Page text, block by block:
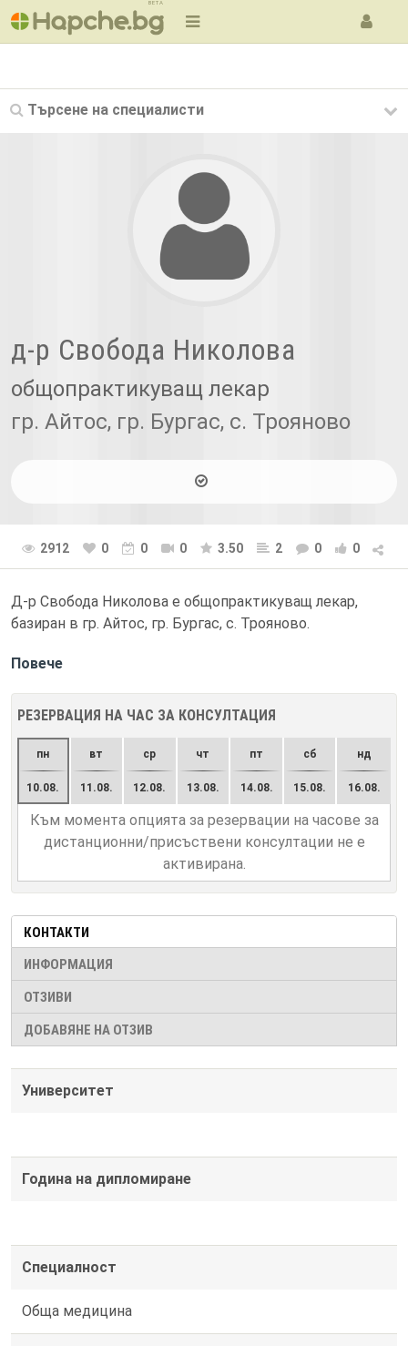
BETA
Търсене на специалисти
д-р Свобода Николова
общопрактикуващ лекар
гр. Айтос, гр. Бургас, с. Трояново
2912 0 0 0 3.50 2 0 0
Д-р Свобода Николова е общопрактикуващ лекар,
базиран в гр. Айтос, гр. Бургас, с. Трояново.
Повече
РЕЗЕРВАЦИЯ НА ЧАС ЗА КОНСУЛТАЦИЯ
пн
10.08.
вт
11.08.
ср
12.08.
чт
13.08.
пт
14.08.
сб
15.08.
нд
16.08.
Към момента опцията за резервации на часове за
дистанционни/присъствени консултации не е
активирана.
КОНТАКТИ
ИНФОРМАЦИЯ
ОТЗИВИ
ДОБАВЯНЕ НА ОТЗИВ
Университет
Година на дипломиране
Специалност
Обща медицина